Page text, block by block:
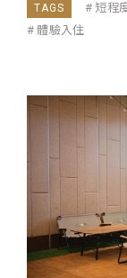
短程
體驗入住